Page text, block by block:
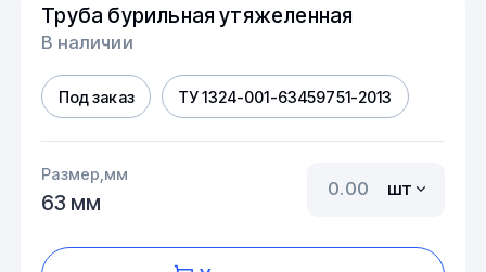
Труба бурильная утяжеленная
В наличии
Под заказ ТУ 1324-001-63459751-2013
Размер,мм
63 мм
шт